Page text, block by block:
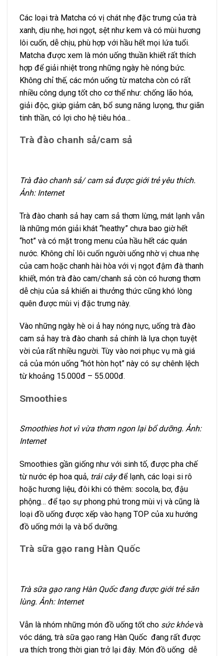
Các loại trà Matcha có vị chát nhẹ đặc trưng của trà
xanh, dịu nhẹ, hơi ngọt, sệt như kem và có mùi hương
lôi cuốn, dễ chịu, phù hợp với hầu hết mọi lứa tuổi.
Matcha được xem là món uống thuần khiết rất thích
hợp để giải nhiệt trong những ngày hè nóng bức.
Không chỉ thế, các món uống từ matcha còn có rất
nhiều công dụng tốt cho cơ thể như: chống lão hóa,
giải độc, giúp giảm cân, bổ sung năng lưọng, thư giãn
tinh thần, có lợi cho hệ tiêu hóa…
Trà đào chanh sả/cam sả
Trà đào chanh sả/ cam sả được giới trẻ yêu thích.
Ảnh: Internet
Trà đào chanh sả hay cam sả thơm lừng, mát lạnh vẫn
là những món giải khát “heathy” chưa bao giờ hết
“hot” và có mặt trong menu của hầu hết các quán
nước. Không chỉ lôi cuốn người uống nhờ vị chua nhẹ
của cam hoặc chanh hài hòa với vị ngọt đậm đà thanh
khiết, món trà đào cam/chanh sả còn có hương thơm
dễ chịu của sả khiến ai thưởng thức cũng khó lòng
quên được mùi vị đặc trưng này.
Vào những ngày hè oi ả hay nóng nực, uống trà đào
cam sả hay trà đào chanh sả chính là lựa chọn tuyệt
vời của rất nhiều người. Tùy vào nơi phục vụ mà giá
cả của món uống “hót hòn họt” này có sự chênh lệch
từ khoảng 15.000đ – 55.000đ.
Smoothies
Smoothies hot vì vừa thơm ngon lại bổ dưỡng. Ảnh:
Internet
Smoothies gần giống như với sinh tố, được pha chế
từ nước ép hoa quả, trái câyđể lạnh, các loại si rô
hoặc hương liệu, đôi khi có thêm: socola, bơ, đậu
phộng… để tạo sự phong phú trong mùi vị và cũng là
loại đồ uống được xếp vào hạng TOP của xu hướng
đồ uống mới lạ và bổ dưỡng.
Trà sữa gạo rang Hàn Quốc
Trà sữa gạo rang Hàn Quốc đang được giới trẻ săn
lùng. Ảnh: Internet
Vẫn là nhóm những món đồ uống tốt cho sức khỏevà
vóc dáng, trà sữa gạo rang Hàn Quốc đang rất được
ưa thích trong thời gian trở lại đây. Món đồ uống dễ